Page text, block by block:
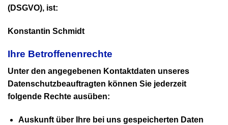
(DSGVO), ist:
Konstantin Schmidt
Ihre Betroffenenrechte
Unter den angegebenen Kontaktdaten unseres
Datenschutzbeauftragten können Sie jederzeit
folgende Rechte ausüben:
Auskunft über Ihre bei uns gespeicherten Daten